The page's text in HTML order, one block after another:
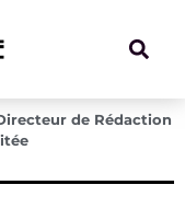
de Rédaction